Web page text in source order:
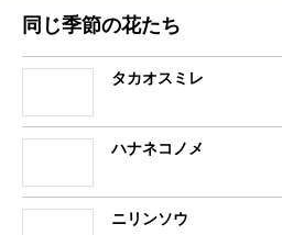
同じ季節の花たち
タカオスミレ
ハナネコノメ
ニリンソウ